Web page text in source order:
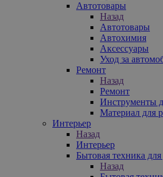
Автотовары
Назад
Автотовары
Автохимия
Аксессуары
Уход за
Ремонт
Назад
Ремонт
Инструменты
Материал для
Интерьер
Назад
Интерьер
Бытовая техника
Назад